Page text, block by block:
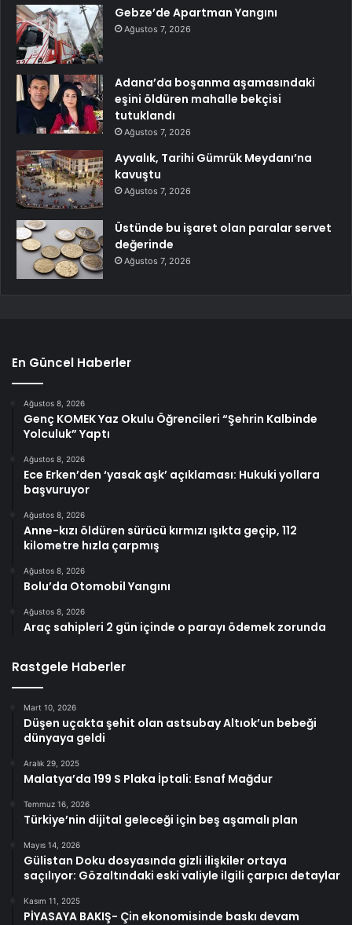
Gebze’de Apartman Yangını
Ağustos 7, 2026
Adana’da boşanma aşamasındaki
eşini öldüren mahalle bekçisi
tutuklandı
Ağustos 7, 2026
Ayvalık, Tarihi Gümrük Meydanı’na
kavuştu
Ağustos 7, 2026
Üstünde bu işaret olan paralar servet
değerinde
Ağustos 7, 2026
En Güncel Haberler
Ağustos 8, 2026
Genç KOMEK Yaz Okulu Öğrencileri “Şehrin Kalbinde
Yolculuk” Yaptı
Ağustos 8, 2026
Ece Erken’den ‘yasak aşk’ açıklaması: Hukuki yollara
başvuruyor
Ağustos 8, 2026
Anne-kızı öldüren sürücü kırmızı ışıkta geçip, 112
kilometre hızla çarpmış
Ağustos 8, 2026
Bolu’da Otomobil Yangını
Ağustos 8, 2026
Araç sahipleri 2 gün içinde o parayı ödemek zorunda
Rastgele Haberler
Mart 10, 2026
Düşen uçakta şehit olan astsubay Altıok’un bebeği
dünyaya geldi
Aralık 29, 2025
Malatya’da 199 S Plaka İptali: Esnaf Mağdur
Temmuz 16, 2026
Türkiye’nin dijital geleceği için beş aşamalı plan
Mayıs 14, 2026
Gülistan Doku dosyasında gizli ilişkiler ortaya
saçılıyor: Gözaltındaki eski valiyle ilgili çarpıcı detaylar
Kasım 11, 2025
PİYASAYA BAKIŞ- Çin ekonomisinde baskı devam